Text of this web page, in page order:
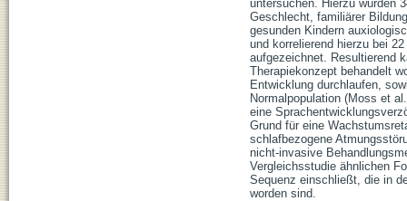
untersuchen. Hierzu wurden
Geschlecht, familiärer
gesunden Kindern
und korrelierend hierzu bei
aufgezeichnet. Resultierend
Therapiekonzept behandelt
Entwicklung durchlaufen,
Normalpopulation (Moss et
eine
Grund für eine
schlafbezogene
nicht-invasive
Vergleichsstudie ähnlichen
Sequenz einschließt, die in
worden sind.